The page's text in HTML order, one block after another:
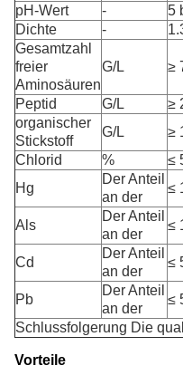
pH-Wert
- 5
Dichte
-
Gesamtzahl
freier
Aminosäuren
G/L ≥
Peptid G/L ≥
organischer
Stickstoff
G/L ≥
Chlorid
% ≤
Hg
Der Anteil
an der
≤
Als
Der Anteil
an der
≤
Cd
Der Anteil
an der
≤
Pb
Der Anteil
an der
≤
Schlussfolgerung Die
Vorteile